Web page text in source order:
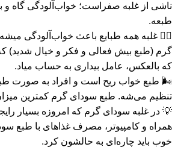
ناشی از غلبه صفراست؛ خواب‌آلودگی گاه
طبعه.
💆‍♂️ غلبه همه طبایع باعث خواب‌آلودگی
گرم (طبع بیش فعالی و فکر و خیال شدید)
که بالعکس، عامل بیداری به حساب میاد.
🌬 طبع خواب ریح است و افراد به صورت
تنظیم می‌شه. طبع سودای گرم کمترین میزان
💡 در غلبه سودای گرم که امروزه بسیار
همراه و کامپیوتر، مصرف غذاهای با طبع
خوب باید چاره‌ای به حالشون کرد.